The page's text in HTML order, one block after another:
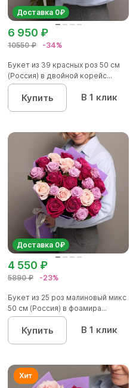
Доставка 0₽
10550 ₽ -34%
6 950 ₽
Букет из 39 красных роз 50 см
(Россия) в двойной корейс...
Купить В 1 клик
Доставка 0₽
5890 ₽ -23%
4 550 ₽
Букет из 25 роз малиновый микс
50 см (Россия) в фоамира...
Купить В 1 клик